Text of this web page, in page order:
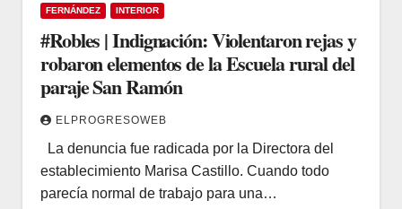
FERNÁNDEZ INTERIOR
#Robles | Indignación: Violentaron rejas y
robaron elementos de la Escuela rural del
paraje San Ramón
ELPROGRESOWEB
La denuncia fue radicada por la Directora del
establecimiento Marisa Castillo. Cuando todo
parecía normal de trabajo para una…